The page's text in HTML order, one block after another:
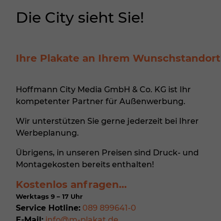
Die City sieht Sie!
Ihre Plakate an Ihrem
Hoffmann City Media GmbH & Co. KG ist Ihr
kompetenter Partner für Außenwerbung.
Wir unterstützen Sie gerne jederzeit bei Ihrer
Werbeplanung.
Übrigens, in unseren Preisen sind Druck- und
Montagekosten bereits enthalten!
Kostenlos anfragen…
Werktags 9 – 17 Uhr
Service Hotline: 089 899641-0
zu